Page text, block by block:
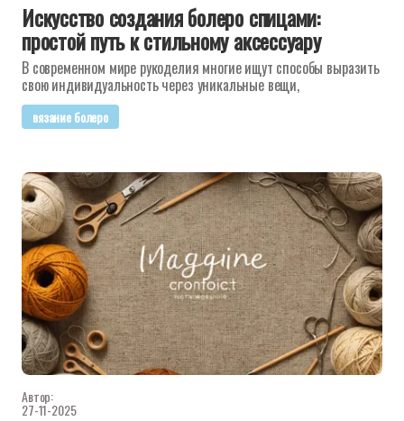
Искусство создания болеро спицами:
простой путь к стильному аксессуару
В современном мире рукоделия многие ищут способы выразить
свою индивидуальность через уникальные вещи,
вязание болеро
Автор:
27-11-2025